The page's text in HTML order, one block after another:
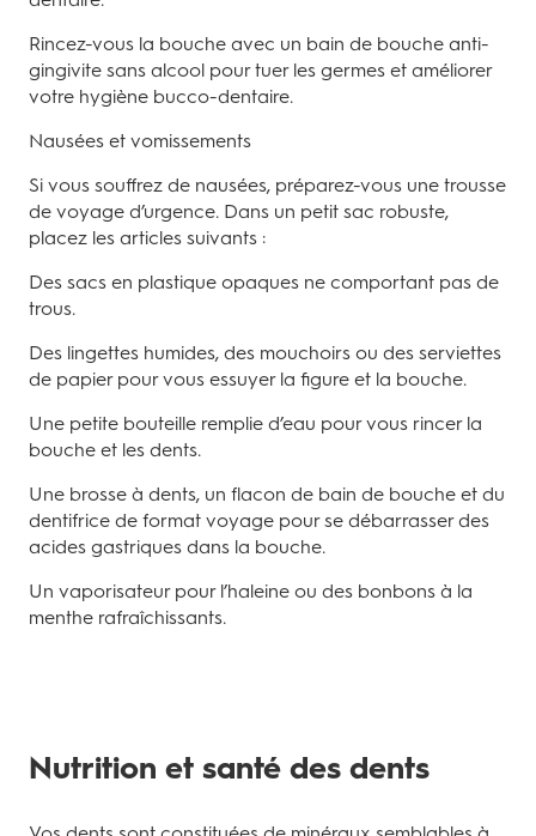
Rincez-vous la bouche avec un bain de bouche anti-
gingivite sans alcool pour tuer les germes et améliorer
votre hygiène bucco-dentaire.
Nausées et vomissements
Si vous souffrez de nausées, préparez-vous une trousse
de voyage d’urgence. Dans un petit sac robuste,
placez les articles suivants :
Des sacs en plastique opaques ne comportant pas de
trous.
Des lingettes humides, des mouchoirs ou des serviettes
de papier pour vous essuyer la figure et la bouche.
Une petite bouteille remplie d’eau pour vous rincer la
bouche et les dents.
Une brosse à dents, un flacon de bain de bouche et du
dentifrice de format voyage pour se débarrasser des
acides gastriques dans la bouche.
Un vaporisateur pour l’haleine ou des bonbons à la
menthe rafraîchissants.
Nutrition et santé des dents